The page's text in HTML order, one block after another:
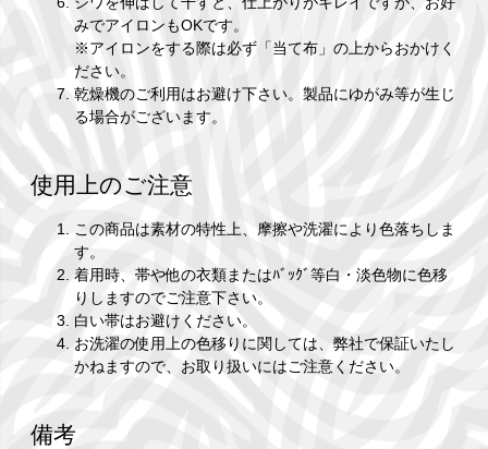
みでアイロンもOKです。
※アイロンをする際は必ず「当て布」の上からおかけく
ださい。
乾燥機のご利用はお避け下さい。製品にゆがみ等が生じ
る場合がございます。
使用上のご注意
この商品は素材の特性上、摩擦や洗濯により色落ちしま
す。
着用時、帯や他の衣類またはﾊﾞｯｸﾞ等白・淡色物に色移
りしますのでご注意下さい。
白い帯はお避けください。
お洗濯の使用上の色移りに関しては、弊社で保証いたし
かねますので、お取り扱いにはご注意ください。
備考